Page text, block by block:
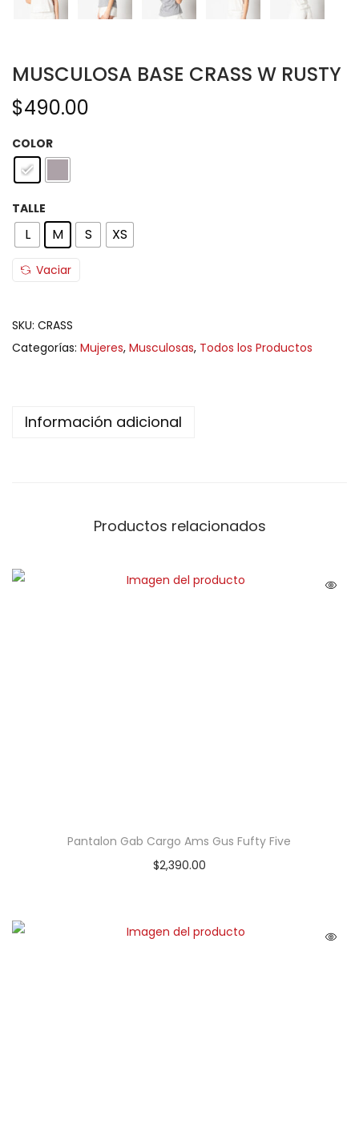
MUSCULOSA BASE CRASS W RUSTY
$490.00
COLOR
TALLE
L M S XS
Vaciar
SKU: CRASS
Categorías: Mujeres, Musculosas, Todos los Productos
Información adicional
Productos relacionados
Pantalon Gab Cargo Ams Gus Fufty Five
$2,390.00